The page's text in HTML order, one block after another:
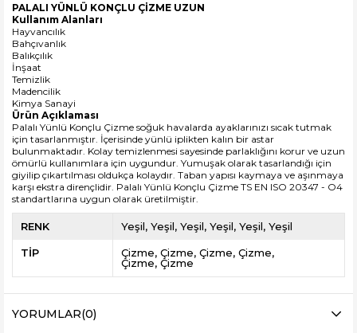
PALALI YÜNLÜ KONÇLU ÇİZME UZUN
Kullanım Alanları
Hayvancılık
Bahçıvanlık
Balıkçılık
İnşaat
Temizlik
Madencilik
Kimya Sanayi
Ürün Açıklaması
Palalı Yünlü Konçlu Çizme soğuk havalarda ayaklarınızı sıcak tutmak
için tasarlanmıştır. İçerisinde yünlü iplikten kalın bir astar
bulunmaktadır. Kolay temizlenmesi sayesinde parlaklığını korur ve uzun
ömürlü kullanımlara için uygundur. Yumuşak olarak tasarlandığı için
giyilip çıkartılması oldukça kolaydır. Taban yapısı kaymaya ve aşınmaya
karşı ekstra dirençlidir. Palalı Yünlü Konçlu Çizme TS EN ISO 20347 - O4
standartlarına uygun olarak üretilmiştir.
RENK Yeşil Yeşil Yeşil Yeşil Yeşil Yeşil
TİP Çizme Çizme Çizme Çizme
Çizme Çizme
YORUMLAR(0)